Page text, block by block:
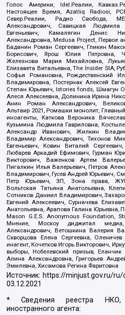
Голос Америки, Idel.Реалии,
Настоящее Время, Azatliq Radiosi,
Север.Реалии, Радио Свобода,
Александрович, Савицкая Людмила
Евгеньевич, Камалягин Денис
Александровна, Medusa Project, Первое
Баданин Роман Сергеевич, Гликин
Борисович, Ярош Юлия Петровна,
Железнова Мария Михайловна,
Елизавета Витальевна, The Insider SIA,
Софья Романовна, Рождественский
Владимировна, Постернак Алексей
Степан Юрьевич, Istories fonds, Шмагун
Алеся Алексеевна, Долинина Ирина
Анин Роман Александрович,
Альтаир 2021, Ромашки монолит,
иноагенты, Каткова Вероника
Кузьмина Людмила Гавриловна,
Александр Иванович, Жилкин
Владимир Александрович, Тихонов
Евгеньевич, Ковин Виталий
Любарев Аркадий Ефимович, Гурман
Викторович, Важенков Артем
Пигалкин Илья Валерьевич, Петров
Владимирович, Гусев Андрей Юрьевич,
Петр Юрьевич, ЗП, Зона права,
Вольтская Татьяна Анатольевна,
Сотников Даниил Владимирович,
Евгений Алексеевич, Сурначева
Анатольевна, Арапова Галина
Mason G.E.S. Anonymous Foundation,
Мнение, Москоу диджитал
Александрович, Ветошкина Валерия
Скворцова Елена Сергеевна,
инагент, Кочетков Игорь Викторович,
выборы, Нобелевский призыв, Еланчик
Алина Александровна, Григорьев
Эмилевна, Хисамова Регина Фаритовна
Источник: https://minjust.gov.ru/
03.12.2021
* Сведения реестра НКО,
иностранного агента: